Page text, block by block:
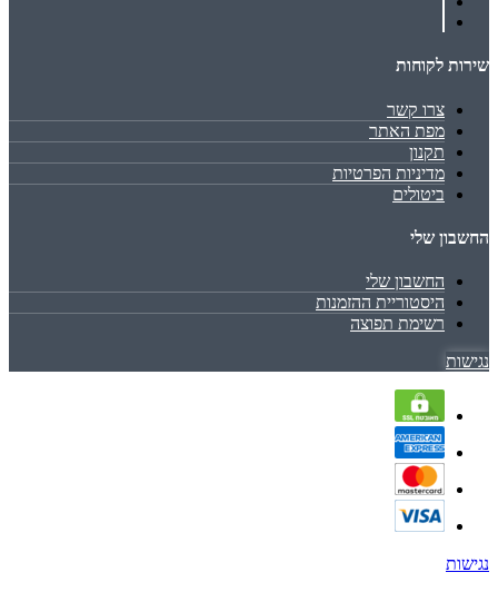
שירות לקוחות
צרו קשר
מפת האתר
תקנון
מדיניות הפרטיות
ביטולים
החשבון שלי
החשבון שלי
היסטוריית ההזמנות
רשימת תפוצה
נגישות
נגישות